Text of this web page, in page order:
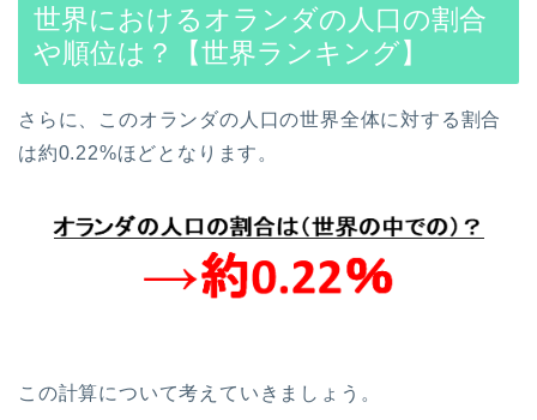
世界におけるオランダの人口の割合
や順位は？【世界ランキング】
さらに、このオランダの人口の世界全体に対する割合
は約0.22%ほどとなります。
この計算について考えていきましょう。